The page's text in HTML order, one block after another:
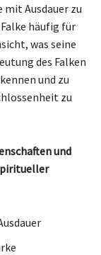
Ausdauer zu
häufig für
was seine
des Falken
und zu
zu
und